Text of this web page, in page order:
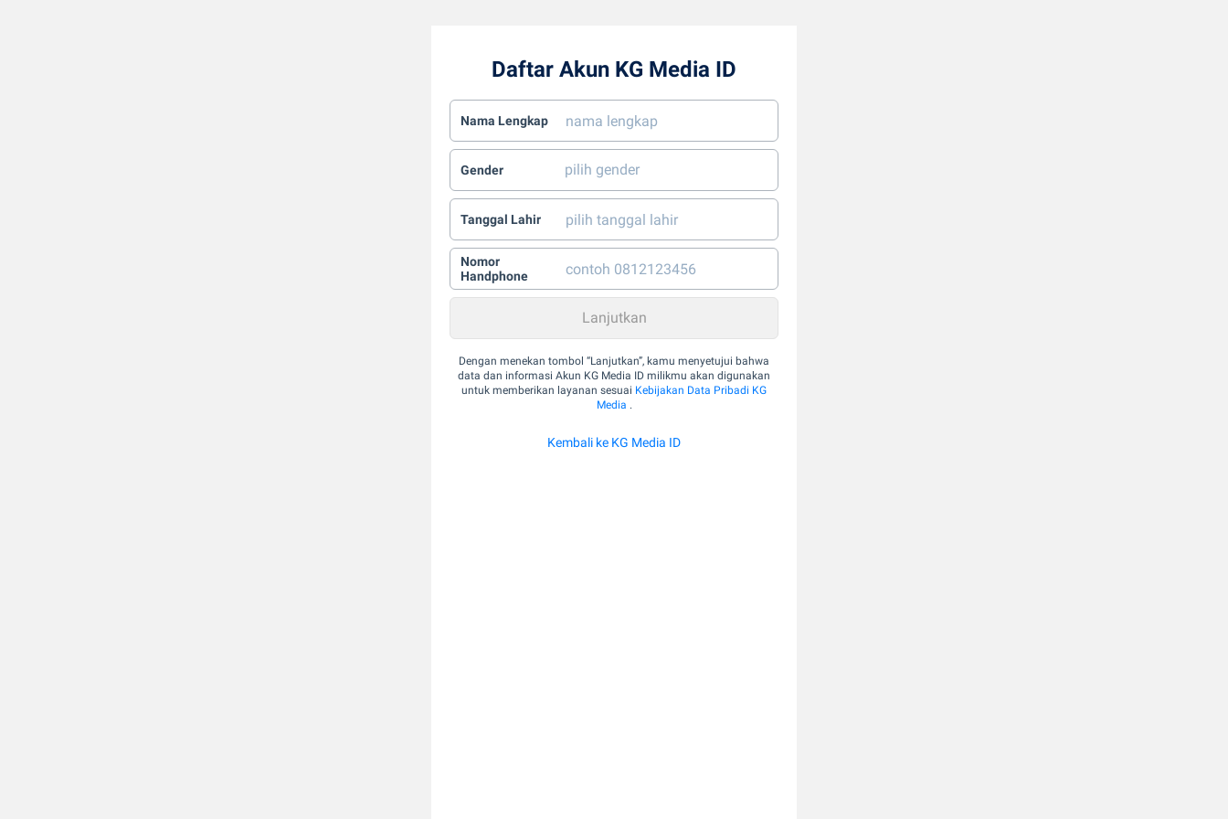
Daftar Akun KG Media ID
Nama Lengkap
Gender
Tanggal Lahir
Nomor
Handphone
Dengan menekan tombol “Lanjutkan”, kamu menyetujui bahwa
data dan informasi Akun KG Media ID milikmu akan digunakan
untuk memberikan layanan sesuai Kebijakan Data Pribadi KG
Media .
Kembali ke KG Media ID